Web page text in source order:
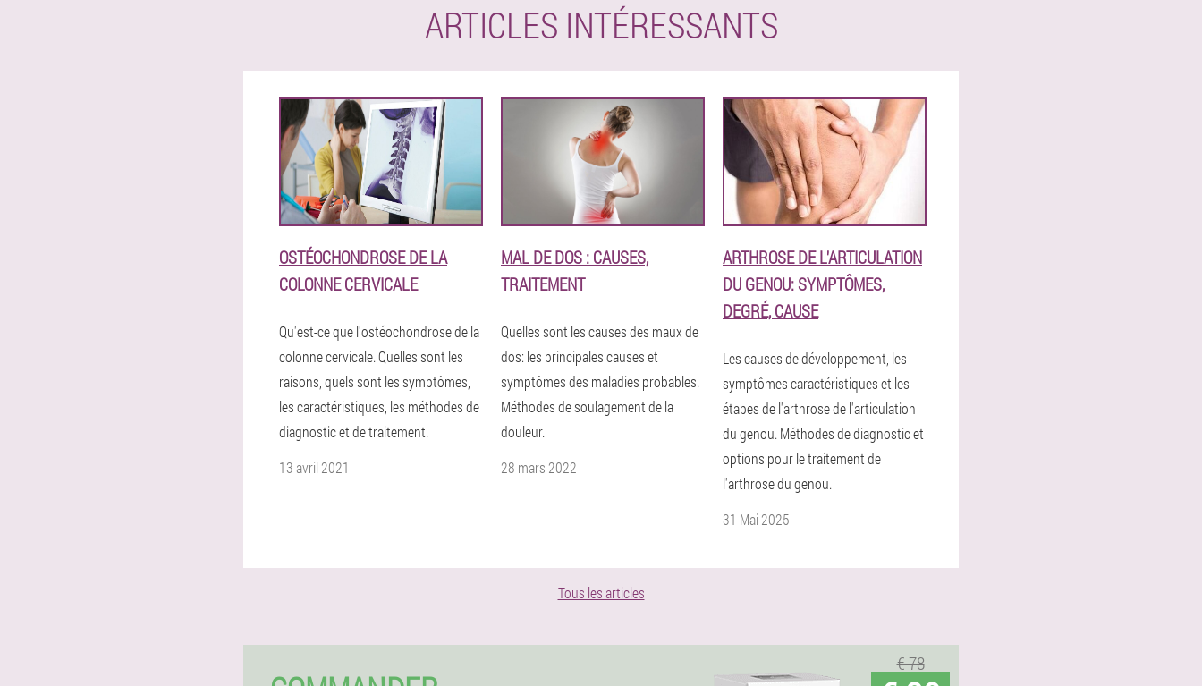
ARTICLES INTÉRESSANTS
OSTÉOCHONDROSE DE LA
COLONNE CERVICALE
Qu'est-ce que l'ostéochondrose de la
colonne cervicale. Quelles sont les
raisons, quels sont les symptômes,
les caractéristiques, les méthodes de
diagnostic et de traitement.
13 avril 2021
MAL DE DOS : CAUSES,
TRAITEMENT
Quelles sont les causes des maux de
dos: les principales causes et
symptômes des maladies probables.
Méthodes de soulagement de la
douleur.
28 mars 2022
ARTHROSE DE L'ARTICULATION
DU GENOU: SYMPTÔMES,
DEGRÉ, CAUSE
Les causes de développement, les
symptômes caractéristiques et les
étapes de l'arthrose de l'articulation
du genou. Méthodes de diagnostic et
options pour le traitement de
l'arthrose du genou.
31 Mai 2025
Tous les articles
€ 78